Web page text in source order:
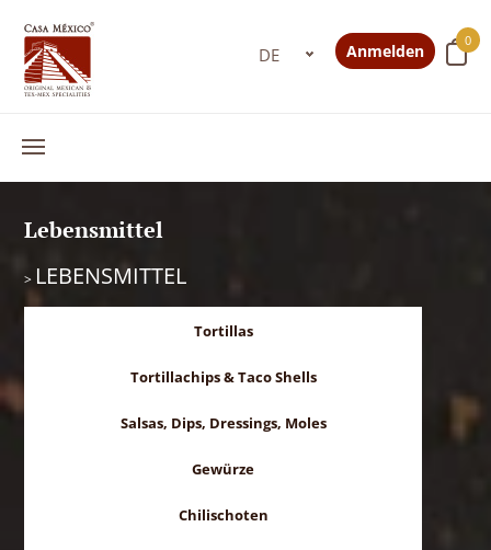
0
Anmelden
Lebensmittel
> LEBENSMITTEL
Tortillas
Tortillachips & Taco Shells
Salsas, Dips, Dressings, Moles
Gewürze
Chilischoten